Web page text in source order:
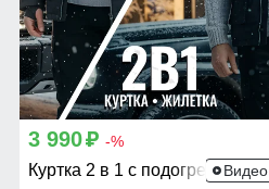
3 990p -%
Куртка 2 в 1 с подогревом 6668Ch
Видео